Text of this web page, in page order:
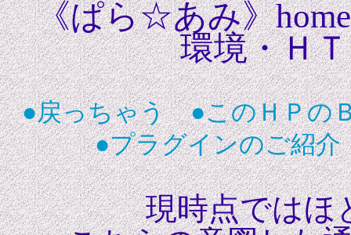
《ぱら☆あみ》
環境・Ｈ
●戻っちゃう
●このＨＰの
●プラグインのご紹介
現時点ではほ